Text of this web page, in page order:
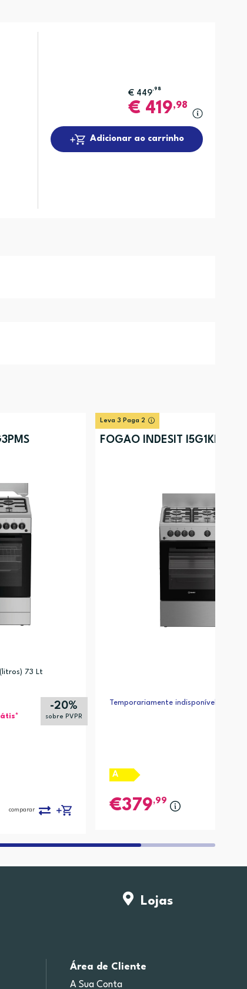
€ 449,98
€ 419,98
Adicionar ao carrinho
73 Lt
-20%
sobre PVPR
comparar
Leva 3 Paga 2
FOGÃO INDESIT I5G1KMS
Temporariamente indisponível
A
379,99
Lojas
Área de Cliente
A Sua Conta